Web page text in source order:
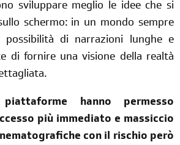
sviluppare meglio le idee che si
schermo: in un mondo sempre
possibilità di narrazioni lunghe e
di fornire una visione della realtà
hanno permesso
più immediato e massiccio
con il rischio però